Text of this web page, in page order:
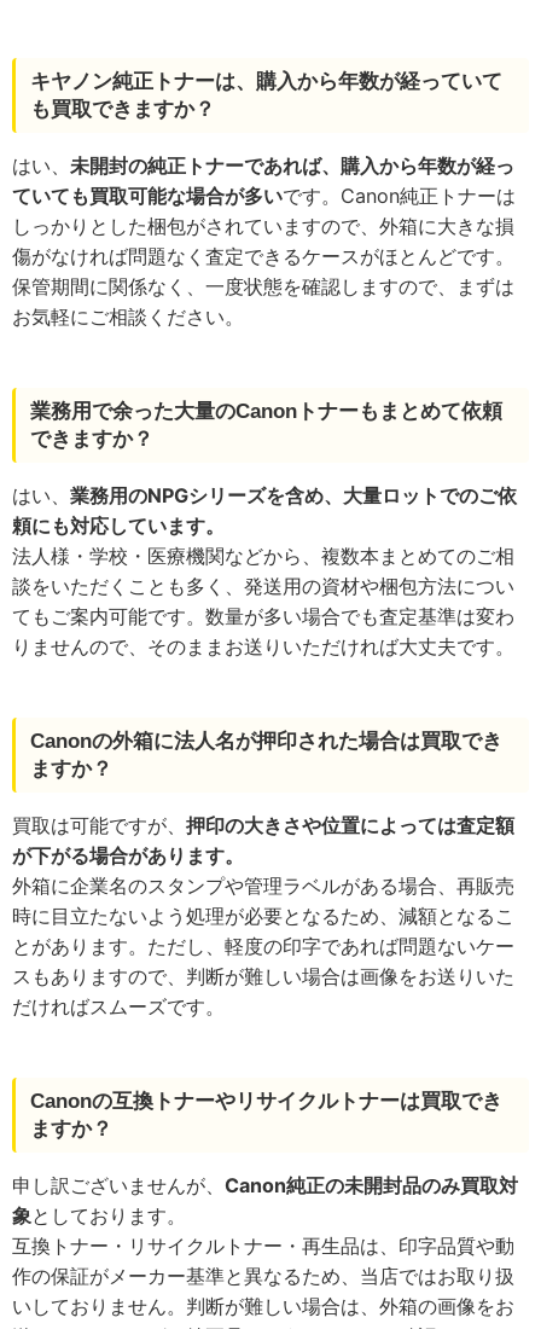
キヤノン純正トナーは、購入から年数が経っていて
も買取できますか？
はい、 未開封の純正トナーであれば、購入から年数が経っ
ていても買取可能な場合が多いです。Canon純正トナーは
しっかりとした梱包がされていますので、外箱に大きな損
傷がなければ問題なく査定できるケースがほとんどです。
保管期間に関係なく、一度状態を確認しますので、まずは
お気軽にご相談ください。
業務用で余った大量のCanonトナーもまとめて依頼
できますか？
はい、 業務用のNPGシリーズを含め、大量ロットでのご依
頼にも対応しています。
法人様・学校・医療機関などから、複数本まとめてのご相
談をいただくことも多く、発送用の資材や梱包方法につい
てもご案内可能です。数量が多い場合でも査定基準は変わ
りませんので、そのままお送りいただければ大丈夫です。
Canonの外箱に法人名が押印された場合は買取でき
ますか？
買取は可能ですが、 押印の大きさや位置によっては査定額
が下がる場合があります。
外箱に企業名のスタンプや管理ラベルがある場合、再販売
時に目立たないよう処理が必要となるため、減額となるこ
とがあります。ただし、軽度の印字であれば問題ないケー
スもありますので、判断が難しい場合は画像をお送りいた
だければスムーズです。
Canonの互換トナーやリサイクルトナーは買取でき
ますか？
申し訳ございませんが、 Canon純正の未開封品のみ買取対
象としております。
互換トナー・リサイクルトナー・再生品は、印字品質や動
作の保証がメーカー基準と異なるため、当店ではお取り扱
いしておりません。判断が難しい場合は、外箱の画像をお